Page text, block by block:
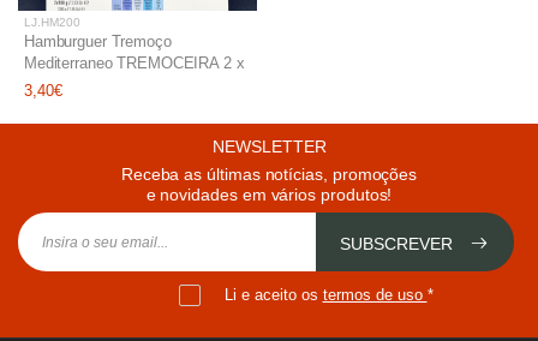
LJ.HM200
Hamburguer Tremoço
Mediterraneo TREMOCEIRA 2 x
100g uni
3,40€
NEWSLETTER
Receba as últimas notícias, promoções
e novidades em vários produtos!
SUBSCREVER
Li e aceito os termos de uso *